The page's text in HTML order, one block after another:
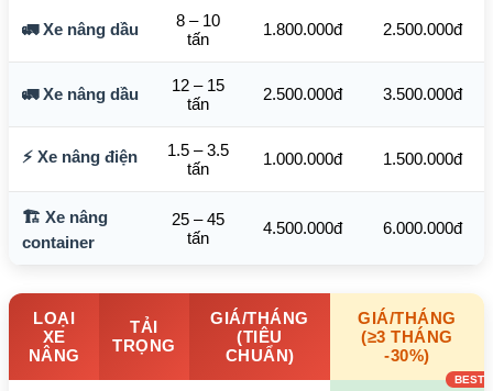
🚛 Xe nâng dầu
8 – 10
tấn
1.800.000đ 2.500.000đ
🚛 Xe nâng dầu
12 – 15
tấn
2.500.000đ 3.500.000đ
⚡ Xe nâng điện
1.5 – 3.5
tấn
1.000.000đ 1.500.000đ
🏗️ Xe nâng
container
25 – 45
tấn
4.500.000đ 6.000.000đ
LOẠI
XE
NÂNG
TẢI
TRỌNG
GIÁ/THÁNG
(TIÊU
CHUẨN)
GIÁ/THÁNG
(≥3 THÁNG
-30%)